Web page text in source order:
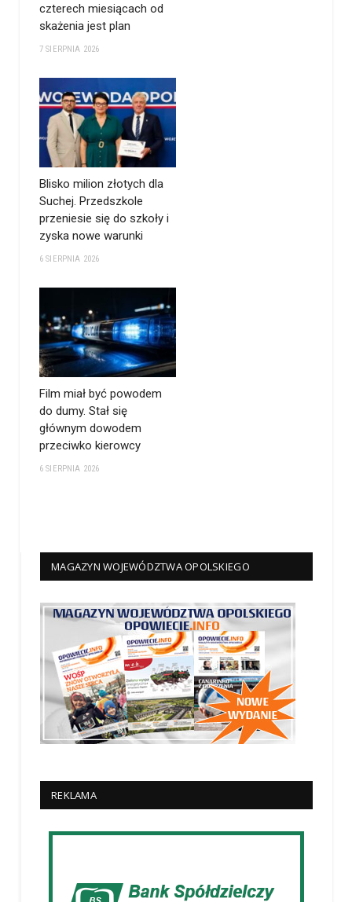
czterech miesiącach od
skażenia jest plan
7 SIERPNIA 2026
Blisko milion złotych dla
Suchej. Przedszkole
przeniesie się do szkoły i
zyska nowe warunki
6 SIERPNIA 2026
Film miał być powodem
do dumy. Stał się
głównym dowodem
przeciwko kierowcy
6 SIERPNIA 2026
MAGAZYN WOJEWÓDZTWA OPOLSKIEGO
REKLAMA